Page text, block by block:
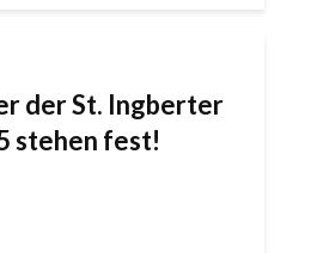
der St. Ingberter
stehen fest!